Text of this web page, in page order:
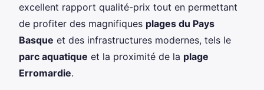
excellent rapport qualité-prix tout en permettant
de profiter des magnifiques plages du Pays
Basque et des infrastructures modernes, tels le
parc aquatique et la proximité de la plage
Erromardie.